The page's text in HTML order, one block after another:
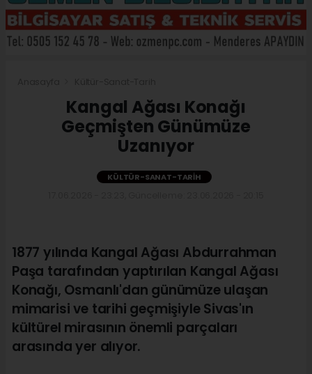
Kangal Ağası Konağı
Geçmişten Günümüze
Uzanıyor
KÜLTÜR-SANAT-TARIH
1877 yılında Kangal Ağası Abdurrahman
Paşa tarafından yaptırılan Kangal Ağası
Konağı, Osmanlı'dan günümüze ulaşan
mimarisi ve tarihi geçmişiyle Sivas'ın
kültürel mirasının önemli parçaları
arasında yer alıyor.